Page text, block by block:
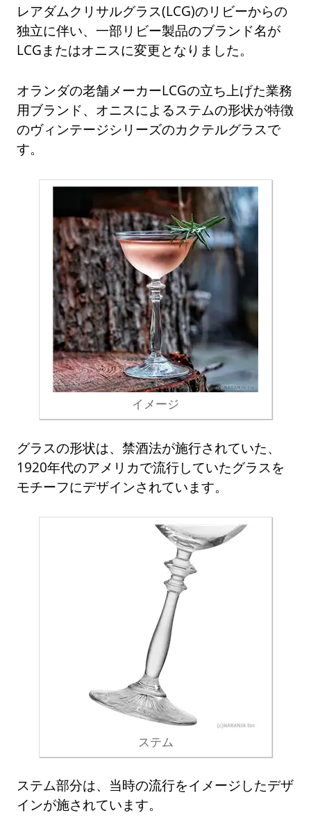
レアダムクリサルグラス(LCG)のリビーからの
独立に伴い、一部リビー製品のブランド名が
LCGまたはオニスに変更となりました。
オランダの老舗メーカーLCGの立ち上げた業務
用ブランド、オニスによるステムの形状が特徴
のヴィンテージシリーズのカクテルグラスで
す。
イメージ
グラスの形状は、禁酒法が施行されていた、
1920年代のアメリカで流行していたグラスを
モチーフにデザインされています。
ステム
ステム部分は、当時の流行をイメージしたデザ
インが施されています。